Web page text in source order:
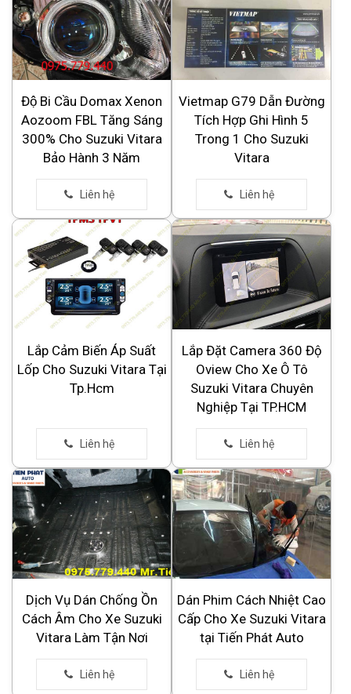
Độ Bi Cầu Domax Xenon
Aozoom FBL Tăng Sáng
300% Cho Suzuki Vitara
Bảo Hành 3 Năm
Vietmap G79 Dẫn Đường
Tích Hợp Ghi Hình 5
Trong 1 Cho Suzuki
Vitara
Lắp Cảm Biến Áp Suất
Lốp Cho Suzuki Vitara Tại
Tp.Hcm
Lắp Đặt Camera 360 Độ
Oview Cho Xe Ô Tô
Suzuki Vitara Chuyên
Nghiệp Tại TP.HCM
Dịch Vụ Dán Chống Ồn
Cách Âm Cho Xe Suzuki
Vitara Làm Tận Nơi
Dán Phim Cách Nhiệt Cao
Cấp Cho Xe Suzuki Vitara
tại Tiến Phát Auto